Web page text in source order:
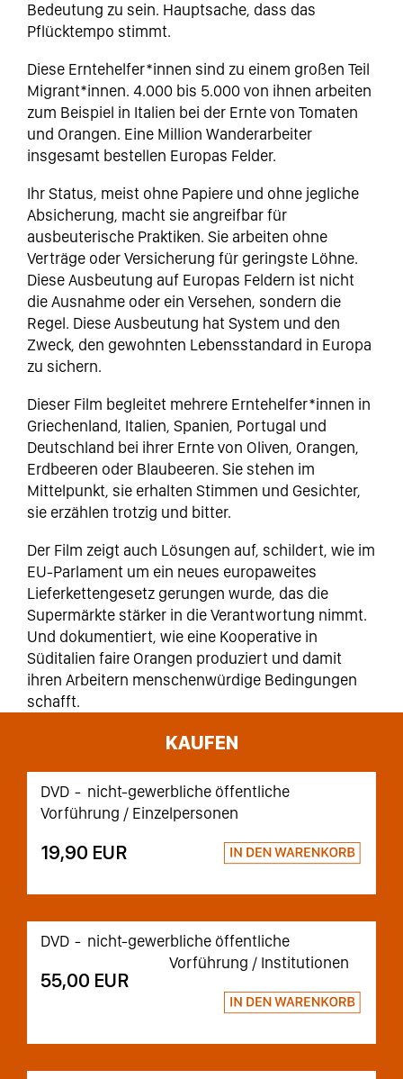
Bedeutung zu sein. Hauptsache, dass das
Pflücktempo stimmt.
Diese Erntehelfer*innen sind zu einem großen Teil
Migrant*innen. 4.000 bis 5.000 von ihnen arbeiten
zum Beispiel in Italien bei der Ernte von Tomaten
und Orangen. Eine Million Wanderarbeiter
insgesamt bestellen Europas Felder.
Ihr Status, meist ohne Papiere und ohne jegliche
Absicherung, macht sie angreifbar für
ausbeuterische Praktiken. Sie arbeiten ohne
Verträge oder Versicherung für geringste Löhne.
Diese Ausbeutung auf Europas Feldern ist nicht
die Ausnahme oder ein Versehen, sondern die
Regel. Diese Ausbeutung hat System und den
Zweck, den gewohnten Lebensstandard in Europa
zu sichern.
Dieser Film begleitet mehrere Erntehelfer*innen in
Griechenland, Italien, Spanien, Portugal und
Deutschland bei ihrer Ernte von Oliven, Orangen,
Erdbeeren oder Blaubeeren. Sie stehen im
Mittelpunkt, sie erhalten Stimmen und Gesichter,
sie erzählen trotzig und bitter.
Der Film zeigt auch Lösungen auf, schildert, wie im
EU-Parlament um ein neues europaweites
Lieferkettengesetz gerungen wurde, das die
Supermärkte stärker in die Verantwortung nimmt.
Und dokumentiert, wie eine Kooperative in
Süditalien faire Orangen produziert und damit
ihren Arbeitern menschenwürdige Bedingungen
schafft.
KAUFEN
DVD
nicht-gewerbliche öffentliche
Vorführung / Einzelpersonen
19,90 EUR
DVD
nicht-gewerbliche öffentliche
Vorführung / Institutionen
55,00 EUR